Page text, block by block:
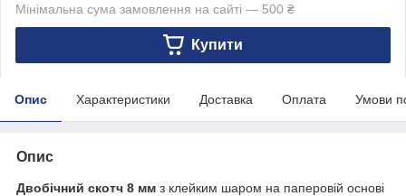
Мінімальна сума замовлення на сайті — 500 ₴
Купити
Опис Характеристики Доставка Оплата Умови
Опис
Двобічний скотч 8 мм з клейким шаром на паперовій основі